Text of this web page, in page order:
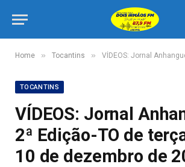
Home » Tocantins » VÍDEOS: Jornal Anhanguera 2ª Edição-TO de
TOCANTINS
VÍDEOS: Jornal
2ª Edição-TO de
10 de dezembro de